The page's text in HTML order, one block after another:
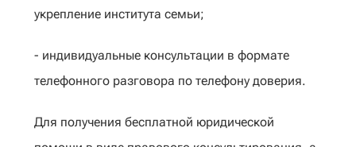
укрепление института семьи;
- индивидуальные консультации в формате
телефонного разговора по телефону доверия.
Для получения бесплатной юридической